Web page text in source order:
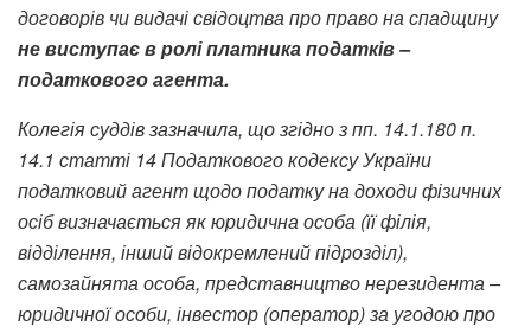
договорів чи видачі свідоцтва про право на спадщину
не виступає в ролі платника податків –
податкового агента.
Колегія суддів зазначила, що згідно з пп. 14.1.180 п.
14.1 статті 14 Податкового кодексу України
податковий агент щодо податку на доходи фізичних
осіб визначається як юридична особа (її філія,
відділення, інший відокремлений підрозділ),
самозайнята особа, представництво нерезидента –
юридичної особи, інвестор (оператор) за угодою про